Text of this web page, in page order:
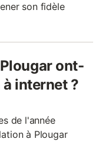
son fidèle
ont-
internet ?
de l'année
à Plougar